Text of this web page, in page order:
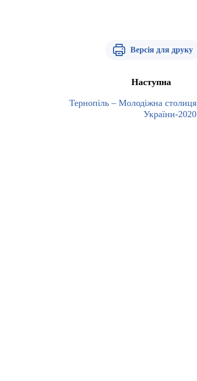
Версія для друку
Наступна
Тернопіль – Молодіжна столиця
України-2020